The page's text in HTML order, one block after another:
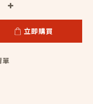
立即購買
單